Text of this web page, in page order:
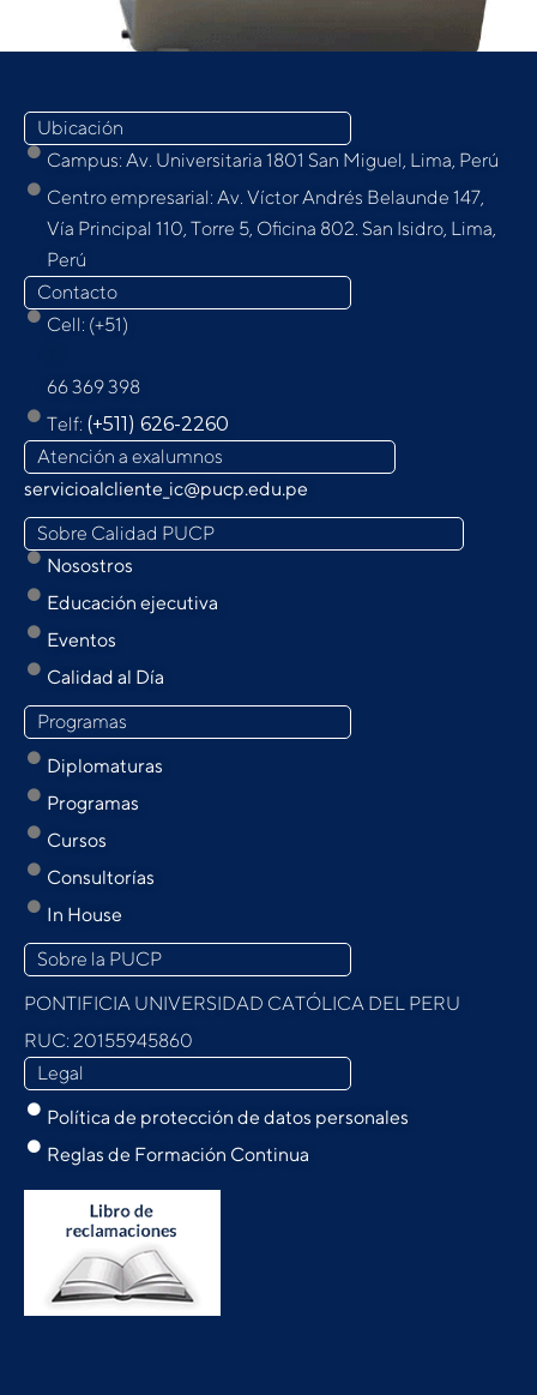
Ubicación
Campus: Av. Universitaria 1801 San Miguel, Lima, Perú
Centro empresarial: Av. Víctor Andrés Belaunde 147,
Vía Principal 110, Torre 5, Oﬁcina 802. San Isidro, Lima,
Perú
Contacto
Cell: (+51)
66 369 398
Telf: (+511) 626-2260
Atención a exalumnos
servicioalcliente_ic@pucp.edu.pe
Sobre Calidad PUCP
Nosostros
Educación ejecutiva
Eventos
Calidad al Día
Programas
Diplomaturas
Programas
Cursos
Consultorías
In House
Sobre la PUCP
PONTIFICIA UNIVERSIDAD CATÓLICA DEL PERU
RUC: 20155945860
Legal
Política de protección de datos personales
Reglas de Formación Continua